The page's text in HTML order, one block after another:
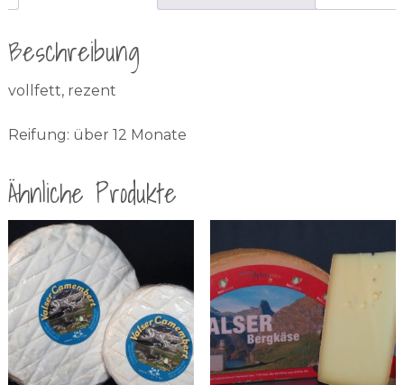
Beschreibung
vollfett, rezent
Reifung: über 12 Monate
Ähnliche Produkte